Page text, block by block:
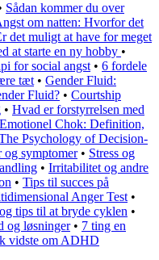
Sådan kommer du over
om natten: Hvorfor det
det muligt at have for meget
at starte en ny hobby •
for social angst • 6 fordele
tæt • Gender Fluid:
Fluid? • Courtship
• Hvad er forstyrrelsen med
Emotionel Chok: Definition,
Psychology of Decision-
og symptomer• Stress og
• Irritabilitet og andre
• Tips til succes på
Anger Test •
tips til at bryde cyklen •
og løsninger• 7 ting en
vidste om ADHD